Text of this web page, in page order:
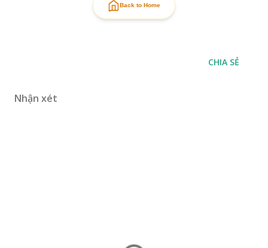
Back to Home
CHIA SẺ
Nhận xét